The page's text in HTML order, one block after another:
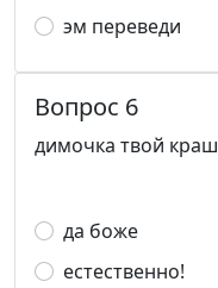
эм переведи
Вопрос 6
димочка твой краш
да боже
естественно!